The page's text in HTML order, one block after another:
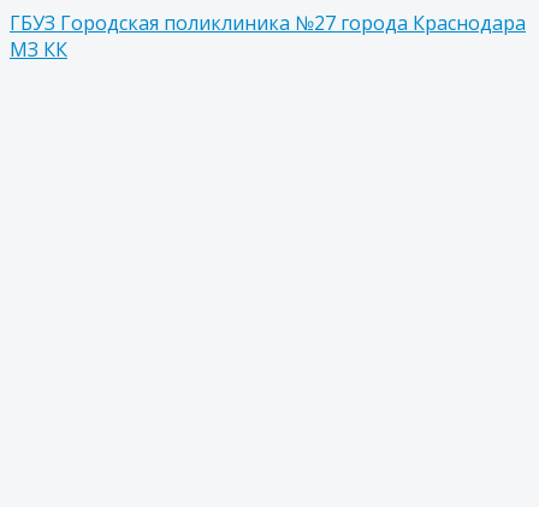
ГБУЗ Городская поликлиника №27 города Краснодара
МЗ КК